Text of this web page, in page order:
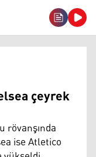
çeyrek
rövanşında
ise Atletico